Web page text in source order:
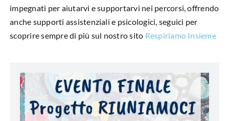
impegnati per aiutarvi e supportarvi nei percorsi, offrendo
anche supporti assistenziali e psicologici, seguici per
scoprire sempre di più sul nostro sito Respiriamo Insieme